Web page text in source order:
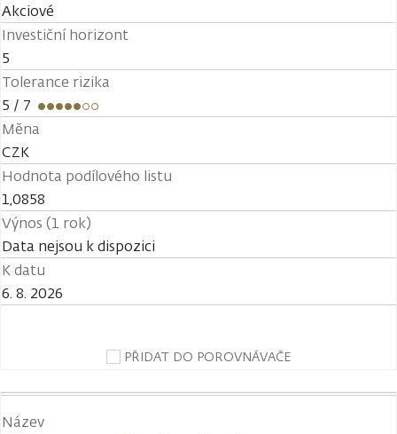
Akciové
Investiční horizont
5
Tolerance rizika
5 / 7
Měna
CZK
Hodnota podílového listu
1,0858
Výnos (1 rok)
Data nejsou k dispozici
K datu
6. 8. 2026
PŘIDAT DO POROVNÁVAČE
Název